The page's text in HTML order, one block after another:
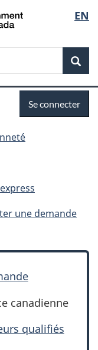
de
la
EN
Se connecter
une demande
canadienne
qualifiés